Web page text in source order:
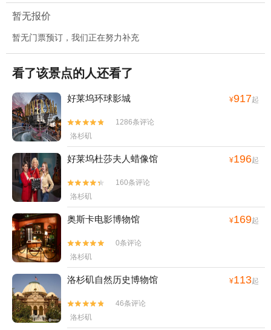
暂无报价
暂无门票预订，我们正在努力补充
看了该景点的人还看了
好莱坞环球影城 ¥917起


1286条评论
洛杉矶
好莱坞杜莎夫人蜡像馆 ¥196起


160条评论
洛杉矶
奥斯卡电影博物馆 ¥169起


0条评论
洛杉矶
洛杉矶自然历史博物馆 ¥113起


46条评论
洛杉矶